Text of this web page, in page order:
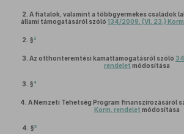
2. A fiatalok, valamint a többgyermekes családok
állami támogatásáról szóló 134/2009. (VI. 23.)
2. §3
3. Az otthonteremtési kamattámogatásról szóló
rendelet módosítása
3. §4
4. A Nemzeti Tehetség Program finanszírozásáról
Korm. rendelet módosítása
4. §5